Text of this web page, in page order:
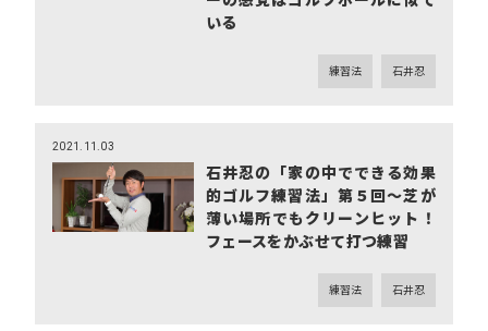
いる
練習法 石井忍
2021.11.03
石井忍の「家の中でできる効果
的ゴルフ練習法」第５回～芝が
薄い場所でもクリーンヒット！
フェースをかぶせて打つ練習
練習法 石井忍